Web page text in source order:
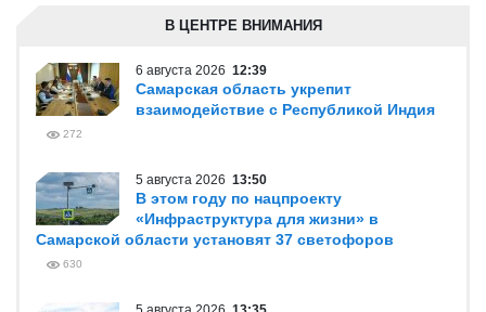
В ЦЕНТРЕ ВНИМАНИЯ
6 августа 2026 12:39
Самарская область укрепит
взаимодействие с Республикой Индия
272
5 августа 2026 13:50
В этом году по нацпроекту
«Инфраструктура для жизни» в
Самарской области установят 37 светофоров
630